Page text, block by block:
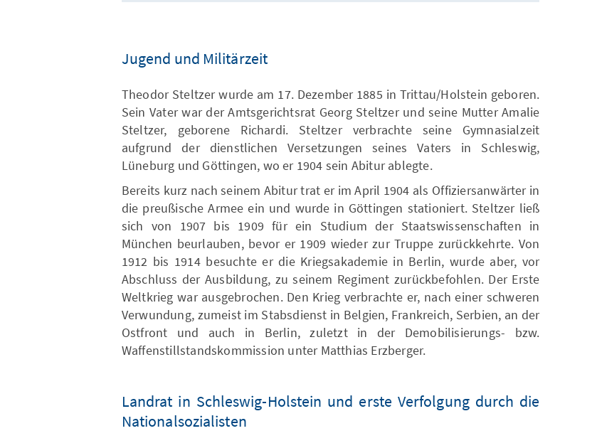
Jugend und Militärzeit
Theodor Steltzer wurde am 17. Dezember 1885 in Trittau/Holstein geboren.
Sein Vater war der Amtsgerichtsrat Georg Steltzer und seine Mutter Amalie
Steltzer, geborene Richardi. Steltzer verbrachte seine Gymnasialzeit
aufgrund der dienstlichen Versetzungen seines Vaters in Schleswig,
Lüneburg und Göttingen, wo er 1904 sein Abitur ablegte.
Bereits kurz nach seinem Abitur trat er im April 1904 als Offiziersanwärter in
die preußische Armee ein und wurde in Göttingen stationiert. Steltzer ließ
sich von 1907 bis 1909 für ein Studium der Staatswissenschaften in
München beurlauben, bevor er 1909 wieder zur Truppe zurückkehrte. Von
1912 bis 1914 besuchte er die Kriegsakademie in Berlin, wurde aber, vor
Abschluss der Ausbildung, zu seinem Regiment zurückbefohlen. Der Erste
Weltkrieg war ausgebrochen. Den Krieg verbrachte er, nach einer schweren
Verwundung, zumeist im Stabsdienst in Belgien, Frankreich, Serbien, an der
Ostfront und auch in Berlin, zuletzt in der Demobilisierungs- bzw.
Waffenstillstandskommission unter Matthias Erzberger.
Landrat in Schleswig-Holstein und erste Verfolgung durch die
Nationalsozialisten